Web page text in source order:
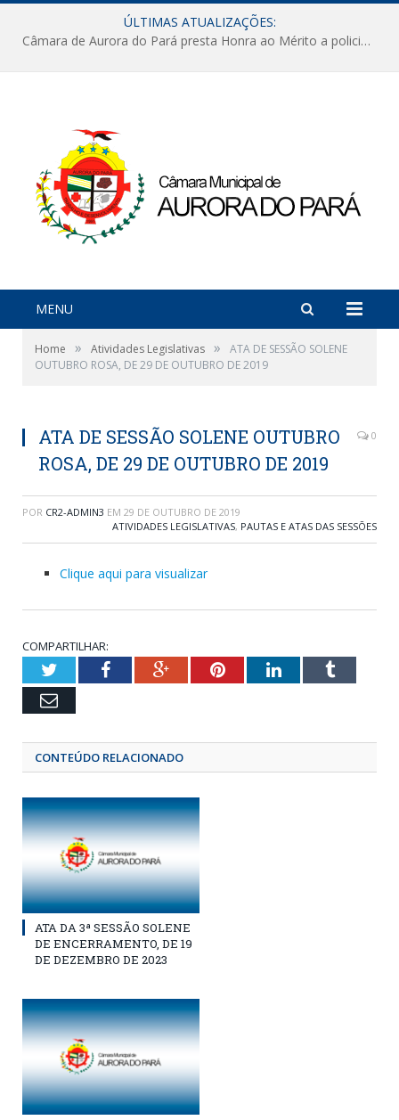
ÚLTIMAS ATUALIZAÇÕES:
Câmara de Aurora do Pará presta Honra ao Mérito a policiais militares em sessão marcada por reconhecimento e emoção
MENU
Home » Atividades Legislativas »
ATA DE SESSÃO SOLENE
OUTUBRO ROSA, DE 29 DE OUTUBRO DE 2019
ATA DE SESSÃO SOLENE OUTUBRO
ROSA, DE 29 DE OUTUBRO DE 2019
0
POR CR2-ADMIN3 EM 29 DE OUTUBRO DE 2019
ATIVIDADES LEGISLATIVAS, PAUTAS E ATAS DAS SESSÕES
Clique aqui para visualizar
COMPARTILHAR:
TwitterFacebookGoogle+PinterestLinkedInTumblr
Email
CONTEÚDO RELACIONADO
ATA DA 3ª SESSÃO SOLENE
DE ENCERRAMENTO, DE 19
DE DEZEMBRO DE 2023